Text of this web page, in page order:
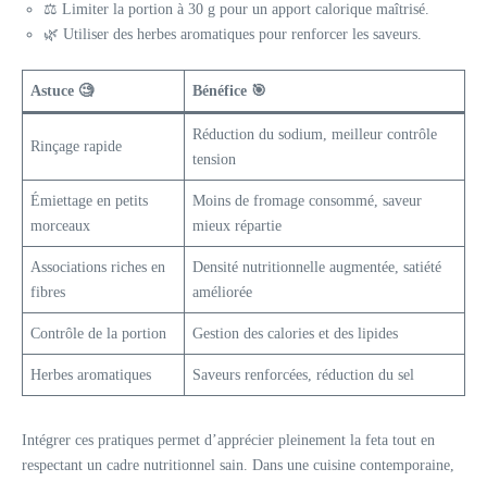
⚖️ Limiter la portion à 30 g pour un apport calorique maîtrisé.
🌿 Utiliser des herbes aromatiques pour renforcer les saveurs.
Astuce 🧐 Bénéfice 🎯
Rinçage rapide
Réduction du sodium, meilleur contrôle
tension
Émiettage en petits
morceaux
Moins de fromage consommé, saveur
mieux répartie
Associations riches en
fibres
Densité nutritionnelle augmentée, satiété
améliorée
Contrôle de la portion Gestion des calories et des lipides
Herbes aromatiques Saveurs renforcées, réduction du sel
Intégrer ces pratiques permet d’apprécier pleinement la feta tout en
respectant un cadre nutritionnel sain. Dans une cuisine contemporaine,